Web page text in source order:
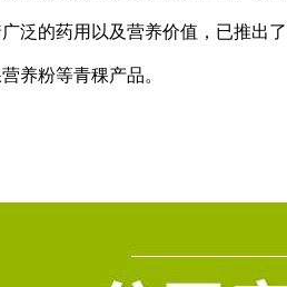
泛的药用以及营养价值 ，已推出了
营养粉等青稞产品。